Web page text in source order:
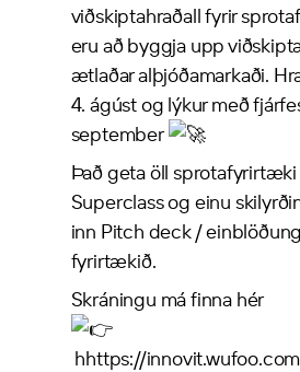
viðskiptahraðall fyrir
eru að byggja upp
ætlaðar alþjóðamarkaði.
4. ágúst og lýkur með
september
Það geta öll
Superclass og einu
inn Pitch deck /
fyrirtækið.
Skráningu má finna hér
hhttps://